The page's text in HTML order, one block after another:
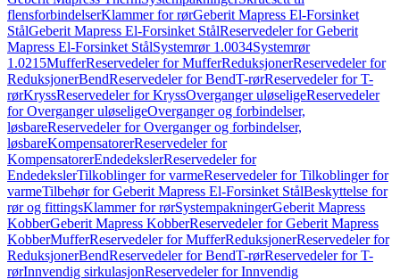
flensforbindelserKlammer for rørGeberit Mapress El-Forsinket
StålGeberit Mapress El-Forsinket StålReservedeler for Geberit
Mapress El-Forsinket StålSystemrør 1.0034Systemrør
1.0215MufferReservedeler for MufferReduksjonerReservedeler for
ReduksjonerBendReservedeler for BendT-rørReservedeler for T-
rørKryssReservedeler for KryssOverganger uløseligeReservedeler
for Overganger uløseligeOverganger og forbindelser,
løsbareReservedeler for Overganger og forbindelser,
løsbareKompensatorerReservedeler for
KompensatorerEndedekslerReservedeler for
EndedekslerTilkoblinger for varmeReservedeler for Tilkoblinger for
varmeTilbehør for Geberit Mapress El-Forsinket StålBeskyttelse for
rør og fittingsKlammer for rørSystempakningerGeberit Mapress
KobberGeberit Mapress KobberReservedeler for Geberit Mapress
KobberMufferReservedeler for MufferReduksjonerReservedeler for
ReduksjonerBendReservedeler for BendT-rørReservedeler for T-
rørInnvendig sirkulasjonReservedeler for Innvendig